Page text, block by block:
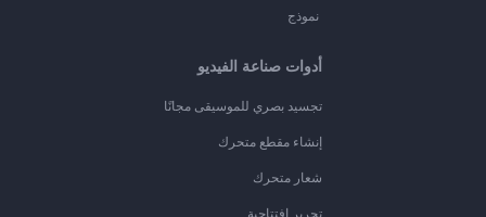
نموذج
أدوات صناعة الفيديو
تجسيد بصري للموسيقى مجانًا
إنشاء مقطع متحرك
شعار متحرك
تحرير افتتاحية